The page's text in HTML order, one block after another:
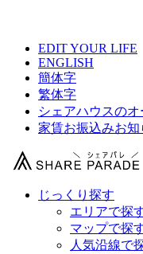
EDIT YOUR LIFE
ENGLISH
簡体字
繁体字
シェアハウスの
家賃お振込みお
じっくり探す
エリアで探
マップで探
人気沿線で